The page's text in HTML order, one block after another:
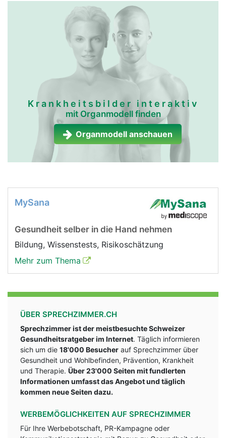
Krankheitsbilder interaktiv
mit Organmodell finden
Organmodell anschauen
MySana
Gesundheit selber in die Hand nehmen
Bildung, Wissenstests, Risikoschätzung
Mehr zum Thema
ÜBER SPRECHZIMMER.CH
Sprechzimmer ist der meistbesuchte Schweizer
Gesundheitsratgeber im Internet. Täglich informieren
sich um die 18'000 Besucher auf Sprechzimmer über
Gesundheit und Wohlbefinden, Prävention, Krankheit
und Therapie. Über 23'000 Seiten mit fundlerten
Informationen umfasst das Angebot und täglich
kommen neue Seiten dazu.
WERBEMÖGLICHKEITEN AUF SPRECHZIMMER
Für Ihre Werbebotschaft, PR-Kampagne oder